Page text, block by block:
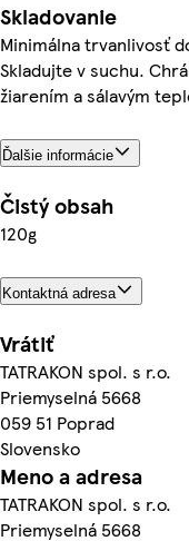
Skladovanie
Minimálna trvanlivosť
Skladujte v suchu.
žiarením a sálavým
Ďalšie informácie
Čistý obsah
120g
Kontaktná adresa
Vrátiť
TATRAKON spol. s r.o.
Priemyselná 5668
059 51 Poprad
Slovensko
Meno a adresa
TATRAKON spol. s r.o.
Priemyselná 5668